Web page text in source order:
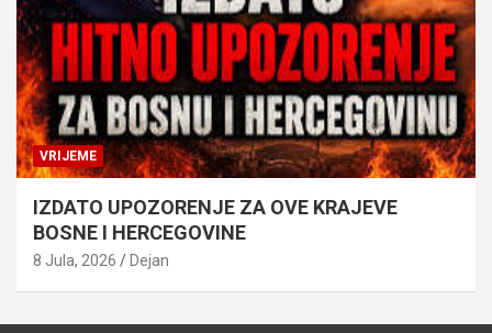
VRIJEME
IZDATO UPOZORENJE ZA OVE KRAJEVE
BOSNE I HERCEGOVINE
8 Jula, 2026 Dejan